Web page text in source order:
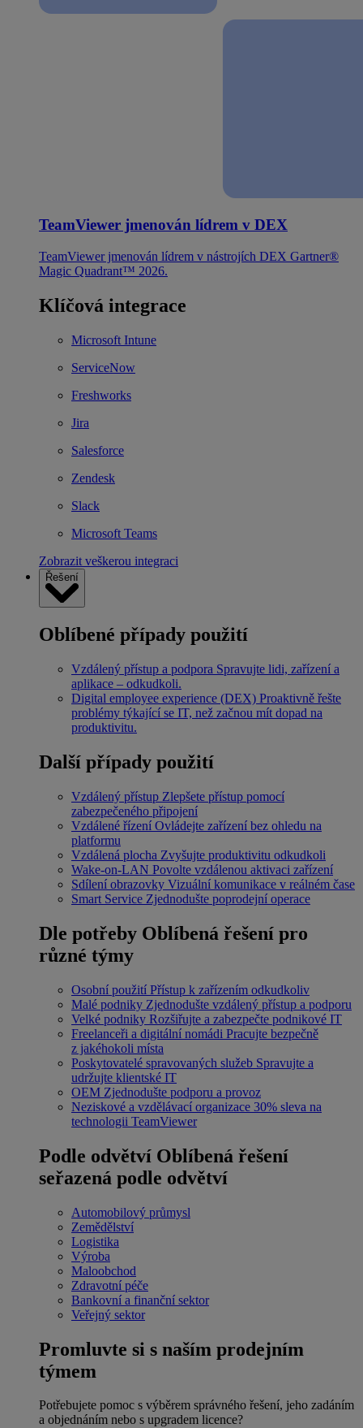
TeamViewer jmenován lídrem v DEX
TeamViewer jmenován lídrem v nástrojích DEX Gartner®
Magic Quadrant™ 2026.
Klíčová integrace
Microsoft Intune
ServiceNow
Freshworks
Jira
Salesforce
Zendesk
Slack
Microsoft Teams
Zobrazit veškerou integraci
Řešení
Oblíbené případy použití
Vzdálený přístup a podpora Spravujte lidi, zařízení a
aplikace – odkudkoli.
Digital employee experience (DEX) Proaktivně řešte
problémy týkající se IT, než začnou mít dopad na
produktivitu.
Další případy použití
Vzdálený přístup Zlepšete přístup pomocí
zabezpečeného připojení
Vzdálené řízení Ovládejte zařízení bez ohledu na
platformu
Vzdálená plocha Zvyšujte produktivitu odkudkoli
Wake-on-LAN Povolte vzdálenou aktivaci zařízení
Sdílení obrazovky Vizuální komunikace v reálném čase
Smart Service Zjednodušte poprodejní operace
Dle potřeby Oblíbená řešení pro
různé týmy
Osobní použití Přístup k zařízením odkudkoliv
Malé podniky Zjednodušte vzdálený přístup a podporu
Velké podniky Rozšiřujte a zabezpečte podnikové IT
Freelanceři a digitální nomádi Pracujte bezpečně
z jakéhokoli místa
Poskytovatelé spravovaných služeb Spravujte a
udržujte klientské IT
OEM Zjednodušte podporu a provoz
Neziskové a vzdělávací organizace 30% sleva na
technologii TeamViewer
Podle odvětví Oblíbená řešení
seřazená podle odvětví
Automobilový průmysl
Zemědělství
Logistika
Výroba
Maloobchod
Zdravotní péče
Bankovní a finanční sektor
Veřejný sektor
Promluvte si s naším prodejním
týmem
Potřebujete pomoc s výběrem správného řešení, jeho zadáním
a objednáním nebo s upgradem licence?